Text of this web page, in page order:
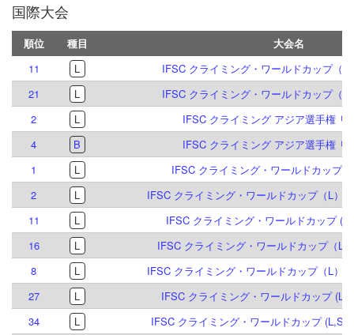
国際大会
順位 種目
大会名
11
L
IFSC クライミング・ワールドカップ（
21
L
IFSC クライミング・ワールドカップ（
2
L
IFSC クライミング アジア選手権 リ
4
B
IFSC クライミング アジア選手権 リ
1
L
IFSC クライミング・ワールドカップ
2
L
IFSC クライミング・ワールドカップ（L）
11
L
IFSC クライミング・ワールドカップ
16
L
IFSC クライミング・ワールドカップ（
8
L
IFSC クライミング・ワールドカップ（L）
27
L
IFSC クライミング・ワールドカップ
34
L
IFSC クライミング・ワールドカップ (L,S)